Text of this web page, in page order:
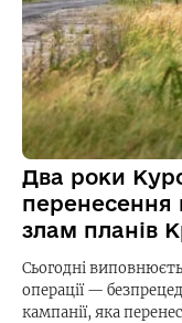
Два роки
перенесення
злам планів
Сьогодні
операції —
кампанії, яка